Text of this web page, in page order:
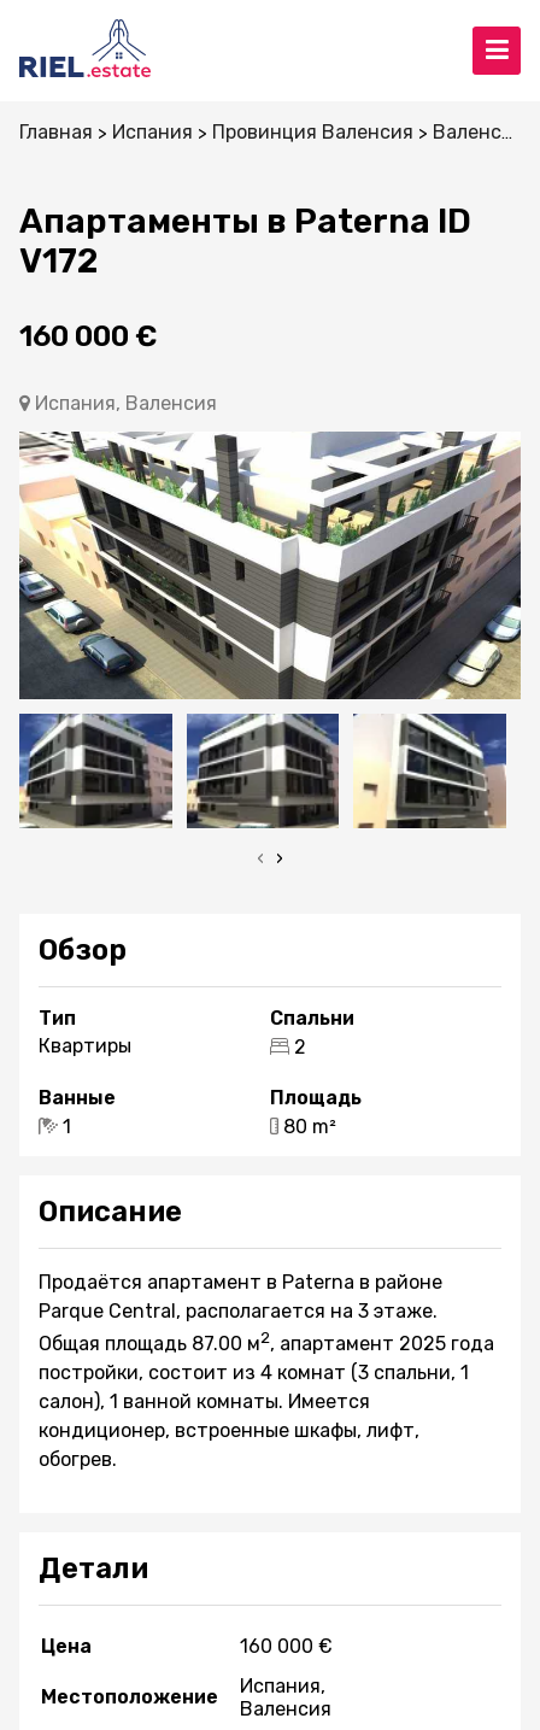
Главная Испания Провинция Валенсия Валенсия
Апартаменты в Paterna ID
V172
160 000 €
Испания, Валенсия
‹ ›
Обзор
Тип
Квартиры
Спальни
2
Ванные
1
Площадь
80 m²
Описание
Продаётся aпартамент в Paterna в районе
Parque Central, располагается на 3 этаже.
Общая площадь 87.00 м2, aпартамент 2025 года
постройки, состоит из 4 комнат (3 спальни, 1
салон), 1 ванной комнаты. Имеется
кондиционер, встроенные шкафы, лифт,
обогрев.
Детали
Цена 160 000 €
Местоположение
Испания,
Валенсия